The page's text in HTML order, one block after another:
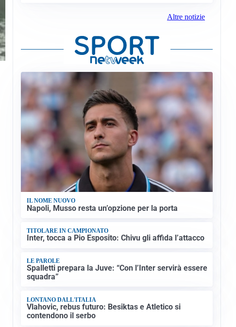
Altre notizie
IL NOME NUOVO
Napoli, Musso resta un’opzione per la porta
TITOLARE IN CAMPIONATO
Inter, tocca a Pio Esposito: Chivu gli affida l’attacco
LE PAROLE
Spalletti prepara la Juve: “Con l’Inter servirà essere
squadra”
LONTANO DALL'ITALIA
Vlahovic, rebus futuro: Besiktas e Atletico si
contendono il serbo